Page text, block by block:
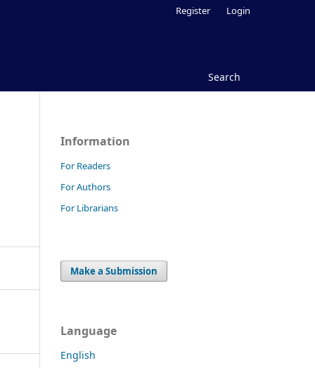
Search
Register Login
Information
For Readers
For Authors
For Librarians
Make a Submission
Language
English